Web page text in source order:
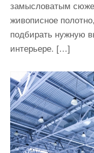
замысловатым
живописное
подбирать нужную
интерьере. […]